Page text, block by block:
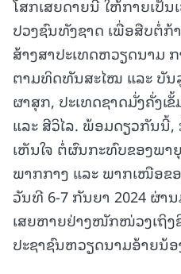
ໂສກເສຍດາຍນີ້ ໃຫ້ກາຍເປັ
ປວງຊົນທັງຊາດ ເພື່ອສືບຕໍ່
ສ້າງສາປະເທດຫວຽດນາມ
ຕາມທິດທັນສະໄໝ ແລະ ບັນ
ຜາສຸກ, ປະເທດຊາດມັ່ງຄັ່ງເ
ແລະ ສີວິໄລ. ພ້ອມດຽວກັນນີ້,
ເຫັນໃຈ ຕໍ່ຜົນກະທົບຂອງພາ
ພາກກາງ ແລະ ພາກເໜືອຂ
ວັນທີ 6-7 ກັນຍາ 2024 ຜ່າ
ເສຍຫາຍຢ່າງໜັກໜ່ວງເຖິງ
ປະຊາຊົນຫວຽດນາມອ້າຍນ້ອ